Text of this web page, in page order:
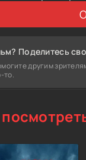
Поделитесь
другим
то.